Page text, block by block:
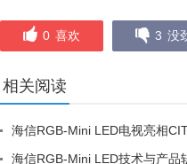
0 喜欢 3 没
相关阅读
海信RGB-Mini LED电视亮相
海信RGB-Mini LED技术与产品